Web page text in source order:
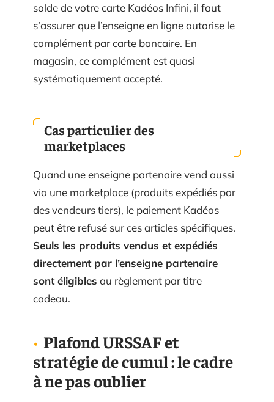
solde de votre carte Kadéos Infini, il faut
s’assurer que l’enseigne en ligne autorise le
complément par carte bancaire. En
magasin, ce complément est quasi
systématiquement accepté.
Cas particulier des
marketplaces
Quand une enseigne partenaire vend aussi
via une marketplace (produits expédiés par
des vendeurs tiers), le paiement Kadéos
peut être refusé sur ces articles spécifiques.
Seuls les produits vendus et expédiés
directement par l’enseigne partenaire
sont éligibles au règlement par titre
cadeau.
Plafond URSSAF et
stratégie de cumul : le cadre
à ne pas oublier